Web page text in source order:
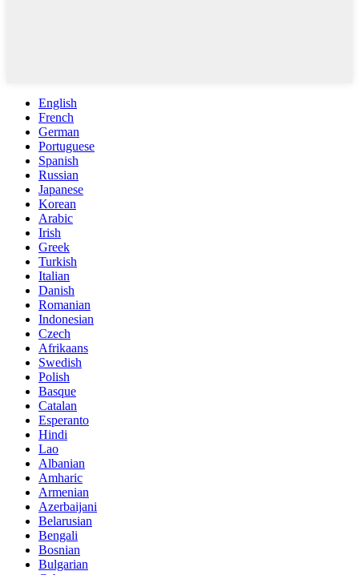
English
French
German
Portuguese
Spanish
Russian
Japanese
Korean
Arabic
Irish
Greek
Turkish
Italian
Danish
Romanian
Indonesian
Czech
Afrikaans
Swedish
Polish
Basque
Catalan
Esperanto
Hindi
Lao
Albanian
Amharic
Armenian
Azerbaijani
Belarusian
Bengali
Bosnian
Bulgarian